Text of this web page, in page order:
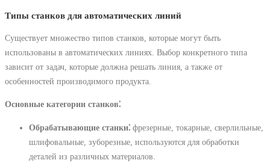
Типы станков для автоматических линий
Существует множество типов станков, которые могут быть
использованы в автоматических линиях. Выбор конкретного типа
зависит от задач, которые должна решать линия, а также от
особенностей производимого продукта.
Основные категории станков⁚
Обрабатывающие станки⁚ фрезерные, токарные, сверлильные,
шлифовальные, зуборезные, используются для обработки
деталей из различных материалов.